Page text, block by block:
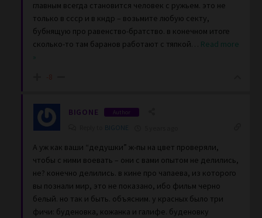
главным всегда становится человек с ружьем. это не
только в ссср и в кндр – возьмите любую секту,
бубнящую про равенство-братство. в конечном итоге
сколько-то там баранов работают с тяпкой… Read more
»
-8
BIGONE Author
BIGONE
А уж как ваши “дедушки” ж-пы на цвет проверяли,
чтобы с ними воевать – они с вами опытом не делились,
не? конечно делились. в кине про чапаева, из которого
вы познали мир, это не показано, ибо фильм черно
белый. но так и быть. объясним. у красных было три
фичи: буденовка, кожанка и галифе. буденовку